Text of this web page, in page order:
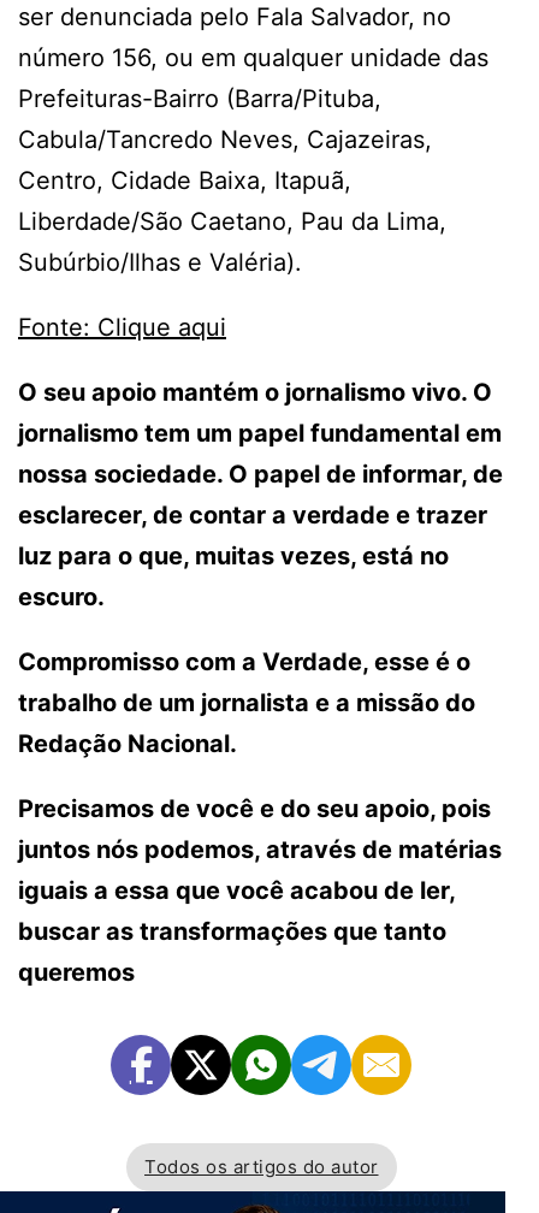
ser denunciada pelo Fala Salvador, no
número 156, ou em qualquer unidade das
Prefeituras-Bairro (Barra/Pituba,
Cabula/Tancredo Neves, Cajazeiras,
Centro, Cidade Baixa, Itapuã,
Liberdade/São Caetano, Pau da Lima,
Subúrbio/Ilhas e Valéria).
Fonte: Clique aqui
O seu apoio mantém o jornalismo vivo. O
jornalismo tem um papel fundamental em
nossa sociedade. O papel de informar, de
esclarecer, de contar a verdade e trazer
luz para o que, muitas vezes, está no
escuro.
Compromisso com a Verdade, esse é o
trabalho de um jornalista e a missão do
Redação Nacional.
Precisamos de você e do seu apoio, pois
juntos nós podemos, através de matérias
iguais a essa que você acabou de ler,
buscar as transformações que tanto
queremos
Todos os artigos do autor